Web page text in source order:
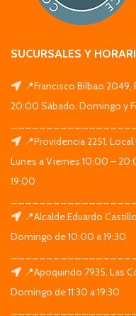
SUCURSALES Y
📍Francisco Bilbao
20:00 Sábado, Domingo y
📍Providencia 2251.
Lunes a Viernes 10:00 –
19:00
📍Alcalde Eduardo
Domingo de 10:00 a 19:30
📍Apoquindo 7935, Las
Domingo de 11:30 a 19:30